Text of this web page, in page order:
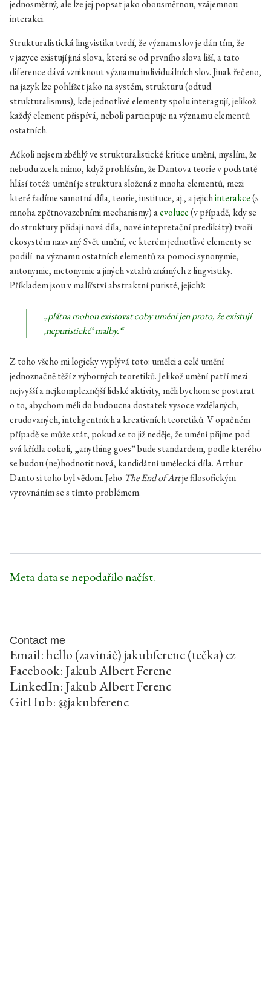
jednosměrný, ale lze jej popsat jako obousměrnou, vzájemnou
interakci.
Strukturalistická lingvistika tvrdí, že význam slov je dán tím, že
v jazyce existují jiná slova, která se od prvního slova liší, a tato
diference dává vzniknout významu individuálních slov. Jinak řečeno,
na jazyk lze pohlížet jako na systém, strukturu (odtud
strukturalismus), kde jednotlivé elementy spolu interagují, jelikož
každý element přispívá, neboli participuje na významu elementů
ostatních.
Ačkoli nejsem zběhlý ve strukturalistické kritice umění, myslím, že
nebudu zcela mimo, když prohlásím, že Dantova teorie v podstatě
hlásí totéž: umění je struktura složená z mnoha elementů, mezi
které řadíme samotná díla, teorie, instituce, aj., a jejichinterakce(s
mnoha zpětnovazebními mechanismy) aevoluce(v případě, kdy se
do struktury přidají nová díla, nové intepretační predikáty) tvoří
ekosystém nazvaný Svět umění, ve kterém jednotlivé elementy se
podílí na významu ostatních elementů za pomoci synonymie,
antonymie, metonymie a jiných vztahů známých z lingvistiky.
Příkladem jsou v malířství abstraktní puristé, jejichž:
„plátna mohou existovat coby umění jen proto, že existují
‚nepuristické‘ malby.“
Z toho všeho mi logicky vyplývá toto: umělci a celé umění
jednoznačně těží z výborných teoretiků. Jelikož umění patří mezi
nejvyšší a nejkomplexnější lidské aktivity, měli bychom se postarat
o to, abychom měli do budoucna dostatek vysoce vzdělaných,
erudovaných, inteligentních a kreativních teoretiků. V opačném
případě se může stát, pokud se to již neděje, že umění přijme pod
svá křídla cokoli, „anything goes“ bude standardem, podle kterého
se budou (ne)hodnotit nová, kandidátní umělecká díla. Arthur
Danto si toho byl vědom. Jeho The End of Artje filosofickým
vyrovnáním se s tímto problémem.
Meta data se nepodařilo načíst.
Contact me
Email: hello (zavináč) jakubferenc (tečka) cz
Facebook: Jakub Albert Ferenc
LinkedIn: Jakub Albert Ferenc
GitHub: @jakubferenc